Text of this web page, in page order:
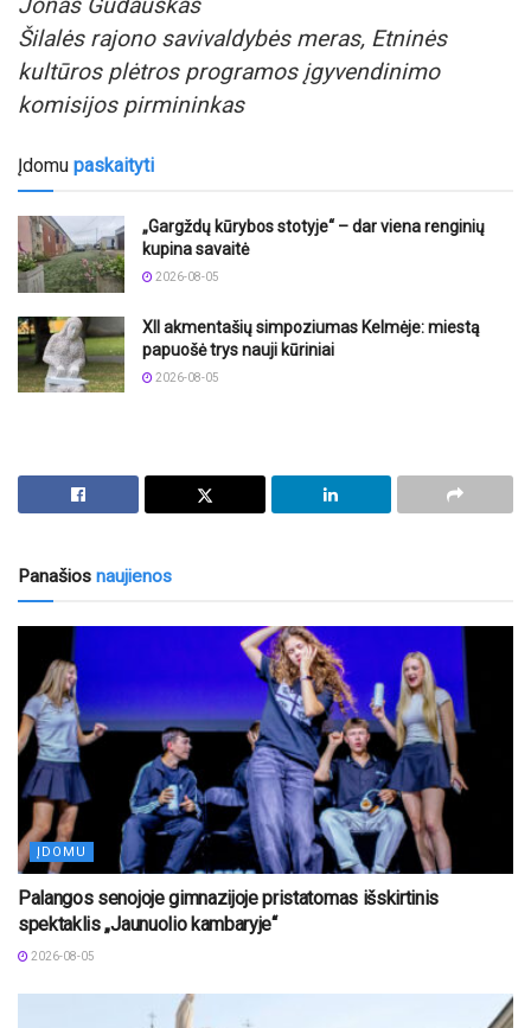
Jonas Gudauskas
Šilalės rajono savivaldybės meras, Etninės
kultūros plėtros programos įgyvendinimo
komisijos pirmininkas
Įdomu paskaityti
„Gargždų kūrybos stotyje“ – dar viena renginių
kupina savaitė
2026-08-05
XII akmentašių simpoziumas Kelmėje: miestą
papuošė trys nauji kūriniai
2026-08-05
Panašios naujienos
ĮDOMU
Palangos senojoje gimnazijoje pristatomas išskirtinis
spektaklis „Jaunuolio kambaryje“
2026-08-05